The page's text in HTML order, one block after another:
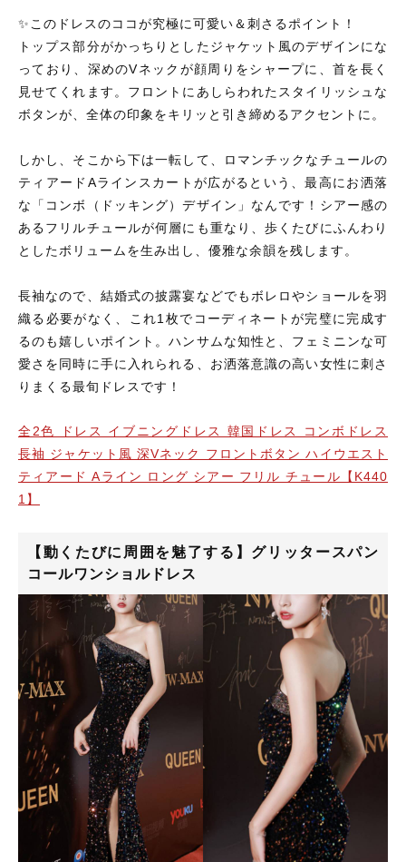
✨このドレスのココが究極に可愛い＆刺さるポイント！
トップス部分がかっちりとしたジャケット風のデザインにな
っており、深めのVネックが顔周りをシャープに、首を長く
見せてくれます。フロントにあしらわれたスタイリッシュな
ボタンが、全体の印象をキリッと引き締めるアクセントに。
しかし、そこから下は一転して、ロマンチックなチュールの
ティアードAラインスカートが広がるという、最高にお洒落
な「コンボ（ドッキング）デザイン」なんです！シアー感の
あるフリルチュールが何層にも重なり、歩くたびにふんわり
としたボリュームを生み出し、優雅な余韻を残します。
長袖なので、結婚式の披露宴などでもボレロやショールを羽
織る必要がなく、これ1枚でコーディネートが完璧に完成す
るのも嬉しいポイント。ハンサムな知性と、フェミニンな可
愛さを同時に手に入れられる、お洒落意識の高い女性に刺さ
りまくる最旬ドレスです！
全2色 ドレス イブニングドレス 韓国ドレス コンボドレス
長袖 ジャケット風 深Vネック フロントボタン ハイウエスト
ティアード Aライン ロング シアー フリル チュール【K440
1】
【動くたびに周囲を魅了する】グリッタースパン
コールワンショルドレス